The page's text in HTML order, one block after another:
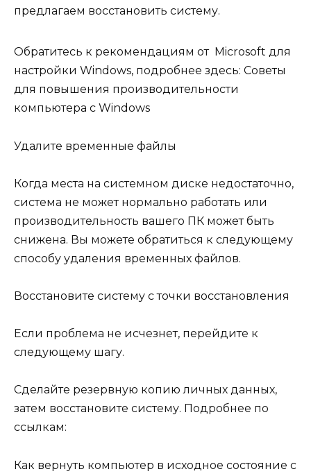
предлагаем восстановить систему.
Обратитесь к рекомендациям от Microsoft для
настройки Windows, подробнее здесь: Советы
для повышения производительности
компьютера с Windows
Удалите временные файлы
Когда места на системном диске недостаточно,
система не может нормально работать или
производительность вашего ПК может быть
снижена. Вы можете обратиться к следующему
способу удаления временных файлов.
Восстановите систему с точки восстановления
Если проблема не исчезнет, перейдите к
следующему шагу.
Сделайте резервную копию личных данных,
затем восстановите систему. Подробнее по
ссылкам:
Как вернуть компьютер в исходное состояние с